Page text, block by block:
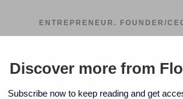
ENTREPRENEUR. FOUNDER/
Discover more from
Subscribe now to keep reading and get